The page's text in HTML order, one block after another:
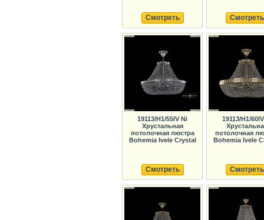
Смотреть Смотреть
19113/H1/55IV Ni
Хрустальная
потолочная люстра
Bohemia Ivele Crystal
Смотреть
19113/H1/
потолочная
Bohemia Ivele
Смотреть